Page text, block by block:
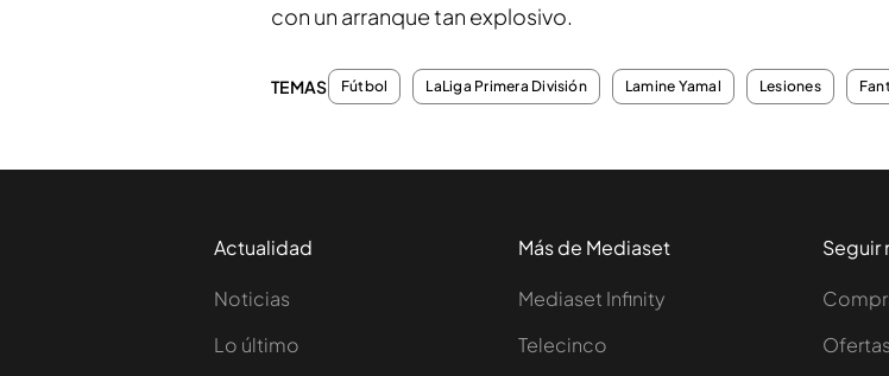
con un arranque tan explosivo.
TEMAS Fútbol LaLiga Primera División Lamine Yamal Lesiones
Actualidad
Noticias
Lo último
Más de Mediaset
Mediaset Infinity
Telecinco
Seguir